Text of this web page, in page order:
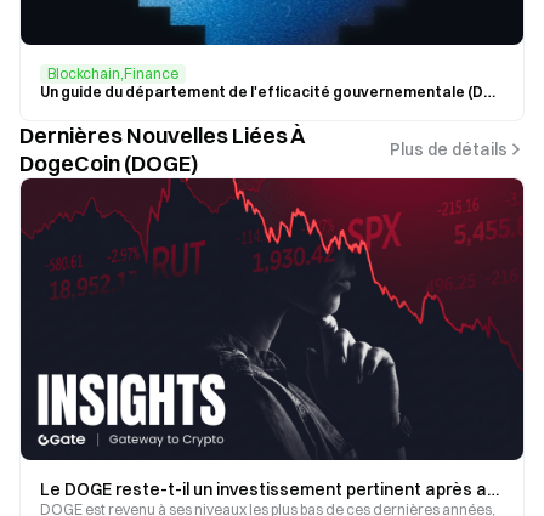
Blockchain,Finance
Un guide du département de l'efficacité gouvernementale (DOGE)
Dernières Nouvelles Liées À
DogeCoin (DOGE)
Plus de détails
Le DOGE reste-t-il un investissement pertinent après avoir atteint un point bas ? Analyse des tendances du Dogecoin et des conditions d’un rebond
DOGE est revenu à ses niveaux les plus bas de ces dernières années,